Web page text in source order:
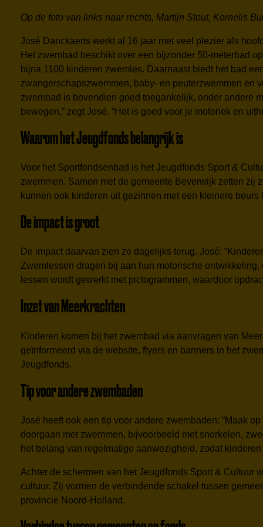
Op de foto van links naar rechts, Martijn Stout, Kornelis
José Danckaerts werkt al 16 jaar met veel plezier als
Het zwembad beschikt over een bijzonder 50-meterbad
bijna 1100 kinderen zwemles. Daarnaast biedt het bad
zwangerschapszwemmen, baby- en peuterzwemmen en
zwembad is bovendien goed toegankelijk, onder andere
bewegen,” zegt José. “Het is goed voor je motoriek en
Waarom het Jeugdfonds belangrijk is
Voor het Sportfondsenbad is het Jeugdfonds Sport &
zwemmen. Samen met de gemeente Beverwijk zetten
kunnen ook kinderen uit gezinnen met een kleinere
De impact is groot
De impact daarvan zien ze dagelijks terug. José:
Zwemlessen dragen bij aan hun motorische
lessen wordt gewerkt met pictogrammen, waardoor
Inzet van Meerkrachten
Kinderen komen bij het zwembad via aanvragen van
geïnformeerd via de website, flyers en banners in het
Jeugdfonds.
Tip voor andere zwembaden
José heeft ook een tip voor andere zwembaden: “Maak
doorgaan met zwemmen, bijvoorbeeld met snorkelen,
het belang van regelmatige aanwezigheid, zodat
Achter de schermen van het Jeugdfonds Sport & Cultuur
cultuur. Zij vormen de verbindende schakel tussen
provincie Noord-Holland.